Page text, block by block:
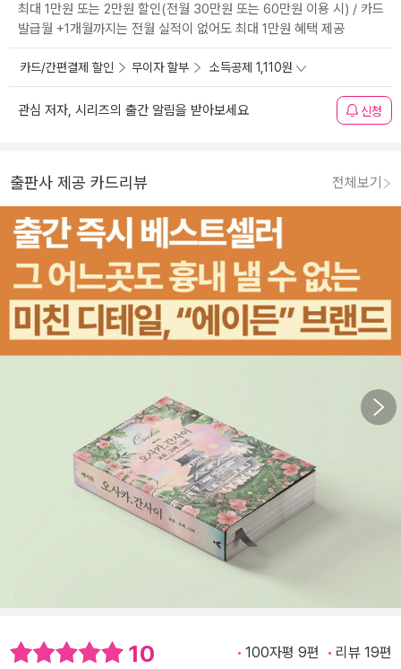
최대 1만원 또는 2만원 할인(전월 30만원 또는 60만원 이용 시) / 카드
발급월 +1개월까지는 전월 실적이 없어도 최대 1만원 혜택 제공
카드/간편결제 할인 무이자 할부 소득공제 1,110원
관심 저자, 시리즈의 출간 알림을 받아보세요 신청
출판사 제공 카드리뷰 전체보기
10 100자평 9편 리뷰 19편